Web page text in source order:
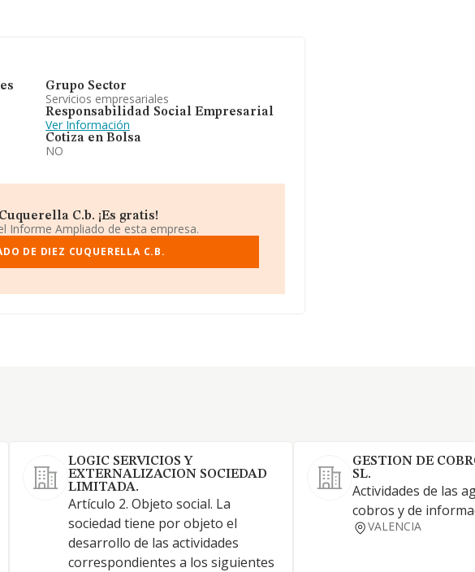
Grupo Sector
Servicios empresariales
Responsabilidad Social Empresarial
Ver Información
Cotiza en Bolsa
NO
C.b. ¡Es gratis!
Informe Ampliado de esta empresa.
DE DIEZ CUQUERELLA C.B.
LOGIC SERVICIOS Y
EXTERNALIZACION SOCIEDAD
LIMITADA.
Artículo 2. Objeto social. La
sociedad tiene por objeto el
desarrollo de las actividades
correspondientes a los siguientes
GESTION DE
SL.
Actividades de las
cobros y de
VALENCIA